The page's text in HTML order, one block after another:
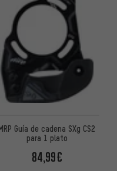
Guía de cadena SXg CS2
para 1 plato
84,99€